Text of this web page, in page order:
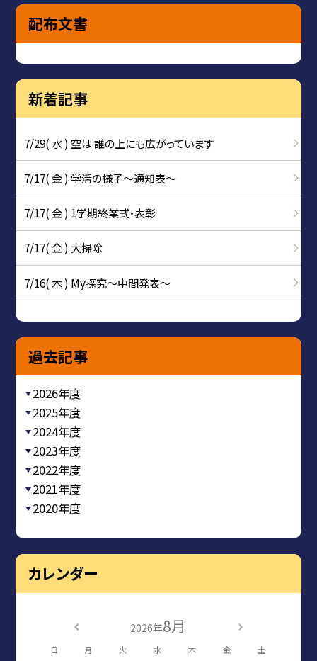
配布文書
新着記事
7/29( 水 ) 空は 誰の上にも広がっています
7/17( 金 ) 学活の様子〜通知表〜
7/17( 金 ) 1学期終業式・表彰
7/17( 金 ) 大掃除
7/16( 木 ) My探究～中間発表～
過去記事
2026年度
2025年度
2024年度
2023年度
2022年度
2021年度
2020年度
カレンダー
2026年8月
日 月 火 水 木 金 土